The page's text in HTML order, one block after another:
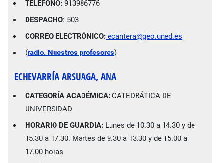
TELÉFONO: 913986776
DESPACHO: 503
CORREO ELECTRÓNICO: ecantera@geo.uned.es
(radio. Nuestros profesores)
ECHEVARRÍAARSUAGA, ANA
CATEGORÍA ACADÉMICA:CATEDRÁTICA DE
UNIVERSIDAD
HORARIO DE GUARDIA: Lunes de 10.30 a 14.30 y de
15.30 a 17.30. Martes de 9.30 a 13.30 y de 15.00 a
17.00 horas